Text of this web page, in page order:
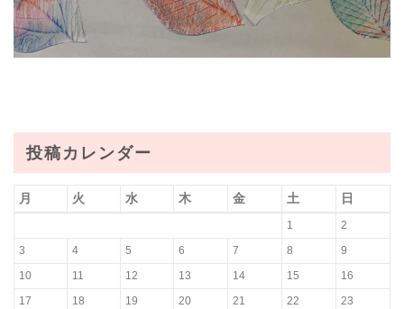
投稿カレンダー
月 火 水 木 金 土 日
1
2
3
4 5 6 7 8
9
10
11 12 13 14 15
16
17
18 19 20 21 22
23